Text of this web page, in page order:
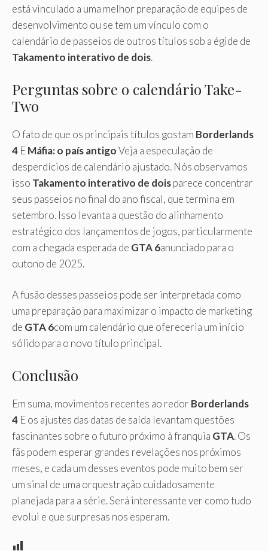
está vinculado a uma melhor preparação de equipes de
desenvolvimento ou se tem um vínculo com o
calendário de passeios de outros títulos sob a égide de
Takamento interativo de dois.
Perguntas sobre o calendário Take-
Two
O fato de que os principais títulos gostam Borderlands
4 EMáfia: o país antigoVeja a especulação de
desperdícios de calendário ajustado. Nós observamos
isso Takamento interativo de doisparece concentrar
seus passeios no final do ano fiscal, que termina em
setembro. Isso levanta a questão do alinhamento
estratégico dos lançamentos de jogos, particularmente
com a chegada esperada de GTA 6anunciado para o
outono de 2025.
A fusão desses passeios pode ser interpretada como
uma preparação para maximizar o impacto de marketing
de GTA 6com um calendário que ofereceria um início
sólido para o novo título principal.
Conclusão
Em suma, movimentos recentes ao redor Borderlands
4 E os ajustes das datas de saída levantam questões
fascinantes sobre o futuro próximo à franquia GTA. Os
fãs podem esperar grandes revelações nos próximos
meses, e cada um desses eventos pode muito bem ser
um sinal de uma orquestração cuidadosamente
planejada para a série. Será interessante ver como tudo
evolui e que surpresas nos esperam.